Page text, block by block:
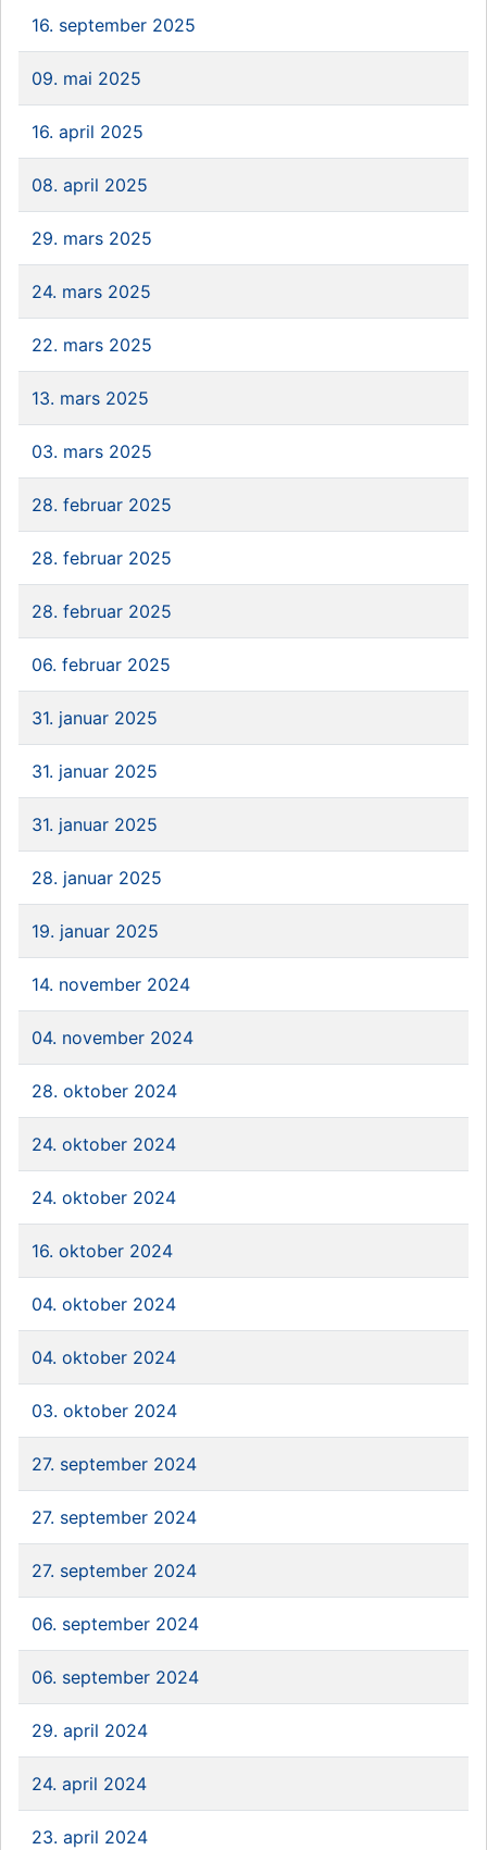
16. september 2025
09. mai 2025
16. april 2025
08. april 2025
29. mars 2025
24. mars 2025
22. mars 2025
13. mars 2025
03. mars 2025
28. februar 2025
28. februar 2025
28. februar 2025
06. februar 2025
31. januar 2025
31. januar 2025
31. januar 2025
28. januar 2025
19. januar 2025
14. november 2024
04. november 2024
28. oktober 2024
24. oktober 2024
24. oktober 2024
16. oktober 2024
04. oktober 2024
04. oktober 2024
03. oktober 2024
27. september 2024
27. september 2024
27. september 2024
06. september 2024
06. september 2024
29. april 2024
24. april 2024
23. april 2024